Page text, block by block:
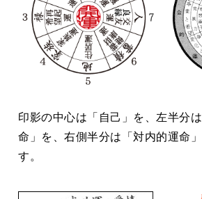
印影の中心は「自己」を、左半分
命」を、右側半分は「対内的運命
す。